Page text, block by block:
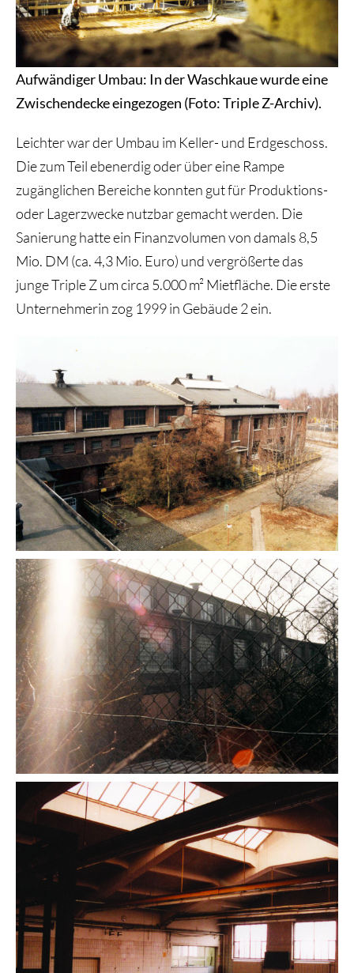
Aufwändiger Umbau: In der Waschkaue wurde eine
Zwischendecke eingezogen (Foto: Triple Z-Archiv).
Leichter war der Umbau im Keller- und Erdgeschoss.
Die zum Teil ebenerdig oder über eine Rampe
zugänglichen Bereiche konnten gut für Produktions-
oder Lagerzwecke nutzbar gemacht werden. Die
Sanierung hatte ein Finanzvolumen von damals 8,5
Mio. DM (ca. 4,3 Mio. Euro) und vergrößerte das
junge Triple Z um circa 5.000 m² Mietfläche. Die erste
Unternehmerin zog 1999 in Gebäude 2 ein.